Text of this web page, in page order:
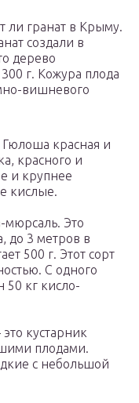
ли гранат в Крыму.
создали в
дерево
г. Кожура плода
вишневого
Гюлоша красная и
красного и
и крупнее
кислые.
мюрсаль. Это
до 3 метров в
500 г. Этот сорт
С одного
50 кг кисло-
кустарник
плодами.
с небольшой